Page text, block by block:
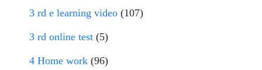
3 rd e learning video (107)
3 rd online test (5)
4 Home work (96)